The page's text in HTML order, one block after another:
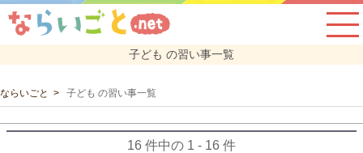
子ども の習い事一覧
ならいごと 子ども の習い事一覧
16 件中の 1 - 16 件